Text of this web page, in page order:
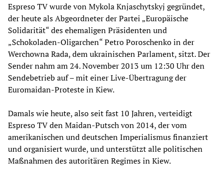
Espreso TV wurde von Mykola Knjaschytskyj gegründet,
der heute als Abgeordneter der Partei „Europäische
Solidarität“ des ehemaligen Präsidenten und
„Schokoladen-Oligarchen“ Petro Poroschenko in der
Werchowna Rada, dem ukrainischen Parlament, sitzt. Der
Sender nahm am 24. November 2013 um 12:30 Uhr den
Sendebetrieb auf – mit einer Live-Übertragung der
Euromaidan-Proteste in Kiew.
Damals wie heute, also seit fast 10 Jahren, verteidigt
Espreso TV den Maidan-Putsch von 2014, der vom
amerikanischen und deutschen Imperialismus finanziert
und organisiert wurde, und unterstützt alle politischen
Maßnahmen des autoritären Regimes in Kiew.